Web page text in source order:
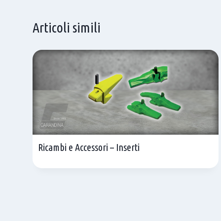
Articoli simili
Ricambi e Accessori – Inserti